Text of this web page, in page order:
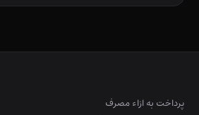
پرداخت به ازاء مصرف